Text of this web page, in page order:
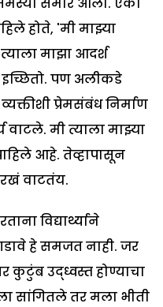
समोर आली. एका
होते, 'मी माझ्या
माझा आदर्श
पण अलीकडे
प्रेमसंबंध निर्माण
मी त्याला माझ्या
आहे. तेव्हापासून
वाटतंय.
विद्यार्थ्याने
हे समजत नाही. जर
कुटुंब उद्ध्वस्त होण्याचा
सांगितले तर मला भीती